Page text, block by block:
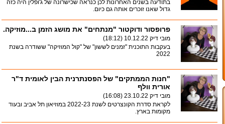
בתודעה בשנים האחרונות לכן כנראה שכישרונה של ג'ופלין היה כזה
גדול שאנו זוכרים אותה גם כיום.
פרופסור ודוקטור "מנתחים" את מושג הזמן ב...מוזיקה.
מובי דיק 10.12.22 (18:12)
בעקבות התוכנית "זמנים לששון" של "קול המוזיקה" ששודרה בשנת
2022
"חנות הממתקים" של הפסנתרנית הבין לאומית ד"ר
אורית וולף
מובי דיק 23.10.22 (16:08)
לקראת סדרת הקונצרטים לשנת 2022-23 במוזיאון תל אביב ובעוד
מקומות בארץ.